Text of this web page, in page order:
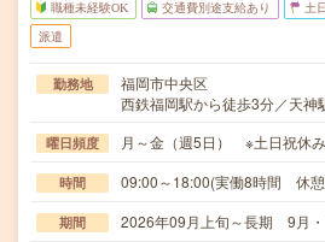
職種未経験OK 交通費別途支給あり 土
派遣
勤務地
福岡市中央区
西鉄福岡駅から徒歩3分／天神
曜日頻度 月～金（週5日） ※土日祝休み
時間 09:00～18:00(実働8時間 休
期間 2026年09月上旬～長期 9月